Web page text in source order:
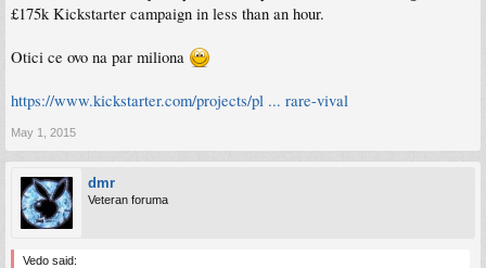
£175k Kickstarter campaign in less than an hour.
Otici ce ovo na par miliona
https://www.kickstarter.com/projects/pl ... rare-vival
May 1, 2015
dmr
Veteran foruma
Vedo said: